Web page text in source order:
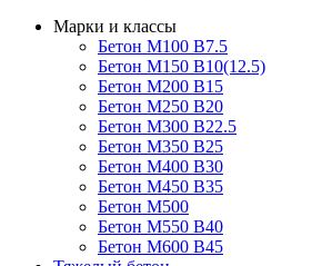
Марки и классы
Бетон М100 В7.5
Бетон М150 В10(12.5)
Бетон М200 В15
Бетон М250 В20
Бетон М300 В22.5
Бетон М350 В25
Бетон М400 В30
Бетон М450 В35
Бетон М500
Бетон М550 В40
Бетон М600 В45